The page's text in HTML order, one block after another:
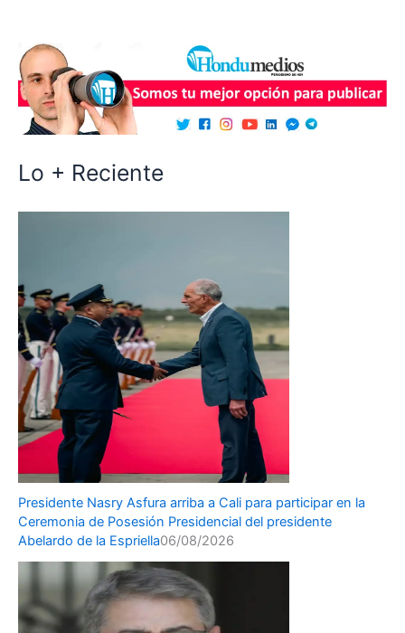
Lo + Reciente
Presidente Nasry Asfura arriba a Cali para participar en la
Ceremonia de Posesión Presidencial del presidente
Abelardo de la Espriella06/08/2026